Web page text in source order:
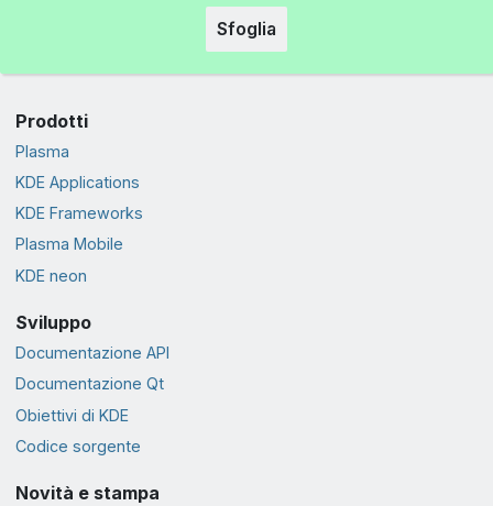
Sfoglia
Prodotti
Plasma
KDE Applications
KDE Frameworks
Plasma Mobile
KDE neon
Sviluppo
Documentazione API
Documentazione Qt
Obiettivi di KDE
Codice sorgente
Novità e stampa